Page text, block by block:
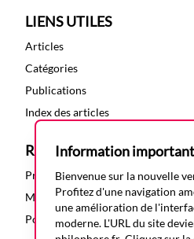
Information
Bienvenue sur la nouvelle
Profitez d'une navigation
une amélioration de
moderne. L'URL du site
LIENS UTILES
Articles
Catégories
Publications
Index des articles
RESSOURCES
Présentation
Mentions légales
Politique de confidentialité